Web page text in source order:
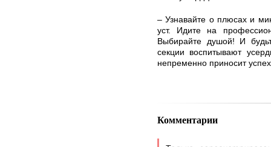
– Узнавайте о плюсах и
уст. Идите на
Выбирайте душой! И
секции воспитывают
непременно приносит
Комментарии